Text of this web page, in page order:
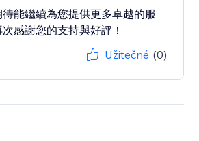
能繼續為您提供更多卓越的服
感謝您的支持與好評！
Užitečné (0)